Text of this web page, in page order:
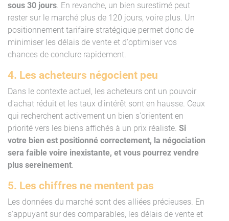
sous 30 jours. En revanche, un bien surestimé peut
rester sur le marché plus de 120 jours, voire plus. Un
positionnement tarifaire stratégique permet donc de
minimiser les délais de vente et d'optimiser vos
chances de conclure rapidement.
4. Les acheteurs négocient peu
Dans le contexte actuel, les acheteurs ont un pouvoir
d'achat réduit et les taux d'intérêt sont en hausse. Ceux
qui recherchent activement un bien s'orientent en
priorité vers les biens affichés à un prix réaliste. Si
votre bien est positionné correctement, la négociation
sera faible voire inexistante, et vous pourrez vendre
plus sereinement.
5. Les chiffres ne mentent pas
Les données du marché sont des alliées précieuses. En
s'appuyant sur des comparables, les délais de vente et